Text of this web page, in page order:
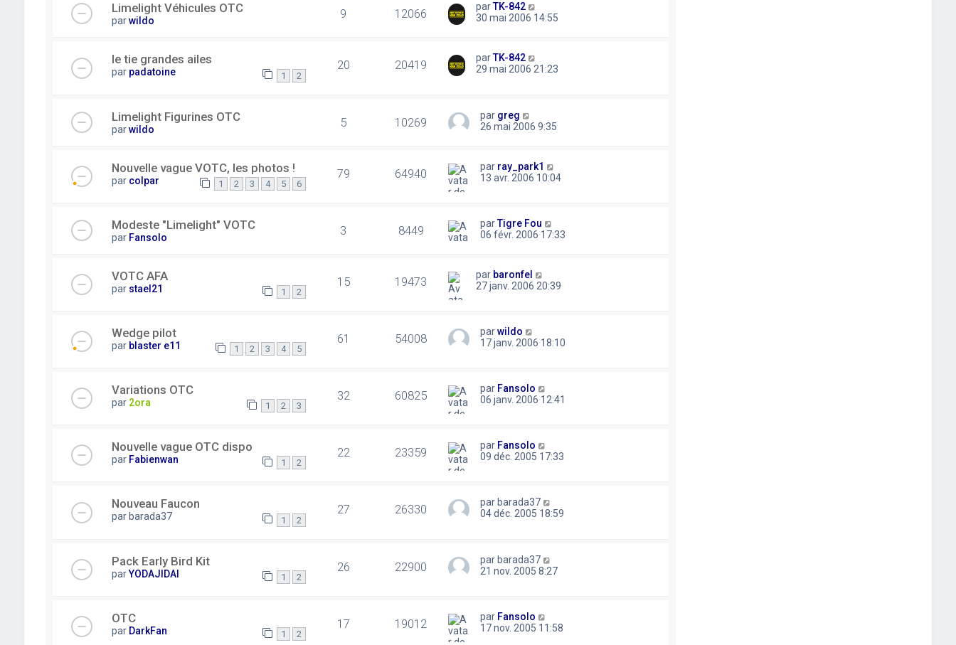
Limelight Véhicules OTC
parwildo 9 12066 parTK-842
30 mai 2006 14:55
le tie grandes ailes
par padatoine 1 2
20 20419 parTK-842
29 mai 2006 21:23
Limelight Figurines OTC
parwildo 5 10269 par greg
26 mai 2006 9:35
Nouvelle vague VOTC, les photos !
par colpar 1 2 3 4 5 6
79 64940 par ray_park1
13 avr. 2006 10:04
Modeste "Limelight" VOTC
par Fansolo 3 8449 parTigre Fou
06 févr. 2006 17:33
VOTC AFA
par stael21 1 2
15 19473 par baronfel
27 janv. 2006 20:39
Wedge pilot
par blaster e11 1 2 3 4 5
61 54008 parwildo
17 janv. 2006 18:10
Variations OTC
par 2ora 1 2 3
32 60825 par Fansolo
06 janv. 2006 12:41
Nouvelle vague OTC dispo
par Fabienwan 1 2
22 23359 par Fansolo
09 déc. 2005 17:33
Nouveau Faucon
par barada37 1 2
27 26330 par barada37
04 déc. 2005 18:59
Pack Early Bird Kit
parYODAJIDAI 1 2
26 22900 par barada37
21 nov. 2005 8:27
OTC
par DarkFan 1 2
17 19012 par Fansolo
17 nov. 2005 11:58